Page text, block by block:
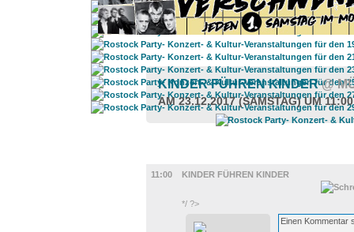
KINDER FÜHREN KINDER@
AM 23.12.2017 (SAMSTAG) UM
11:00
KINDER FÜHREN KINDER
*/ ?>